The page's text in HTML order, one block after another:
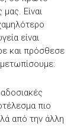
Είναι
είναι
και πρόσθεσε
πιο
από την άλλη